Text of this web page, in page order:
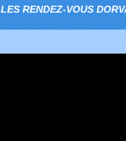
LES RENDEZ-VOUS